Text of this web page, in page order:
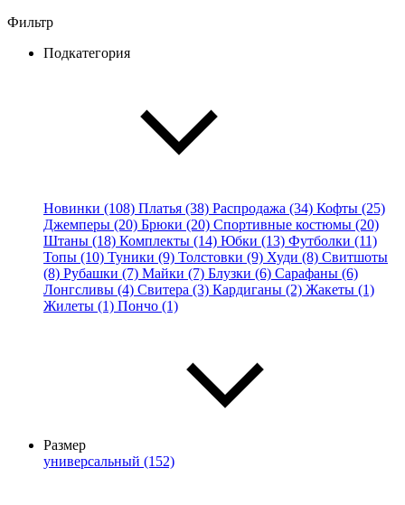
Фильтр
Подкатегория
Новинки (108) Платья (38) Распродажа (34) Кофты (25)
Джемперы (20) Брюки (20) Спортивные костюмы (20)
Штаны (18) Комплекты (14) Юбки (13) Футболки (11)
Топы (10) Туники (9) Толстовки (9) Худи (8) Свитшоты
(8) Рубашки (7) Майки (7) Блузки (6) Сарафаны (6)
Лонгсливы (4) Свитера (3) Кардиганы (2) Жакеты (1)
Жилеты (1) Пончо (1)
Размер
универсальный (152)